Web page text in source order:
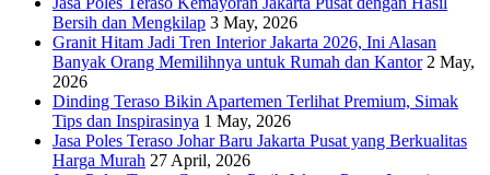
Bersih dan Mengkilap 3 May, 2026
Granit Hitam Jadi Tren Interior Jakarta 2026, Ini Alasan
Banyak Orang Memilihnya untuk Rumah dan Kantor 2 May,
2026
Dinding Teraso Bikin Apartemen Terlihat Premium, Simak
Tips dan Inspirasinya 1 May, 2026
Jasa Poles Teraso Johar Baru Jakarta Pusat yang Berkualitas
Harga Murah 27 April, 2026